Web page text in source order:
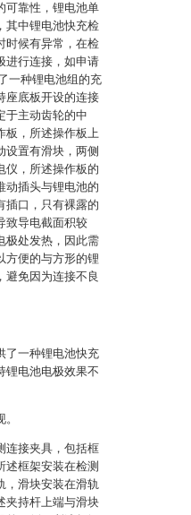
可靠性，锂电池单
其中锂电池快充检
时候有异常，在检
进行连接，如申请
一种锂电池组的充
座底板开设的连接
于主动齿轮的中
板，所述操作板上
设置有滑块，两侧
仪，所述操作板的
动插头与锂电池的
插口，只有裸露的
致导电截面积较
极处发热，因此需
方便的与方形的锂
避免因为连接不良
了一种锂电池快充
锂电池电极效果不
连接夹具，包括框
述框架安装在检测
，滑块安装在滑轨
夹持杆上端与滑块